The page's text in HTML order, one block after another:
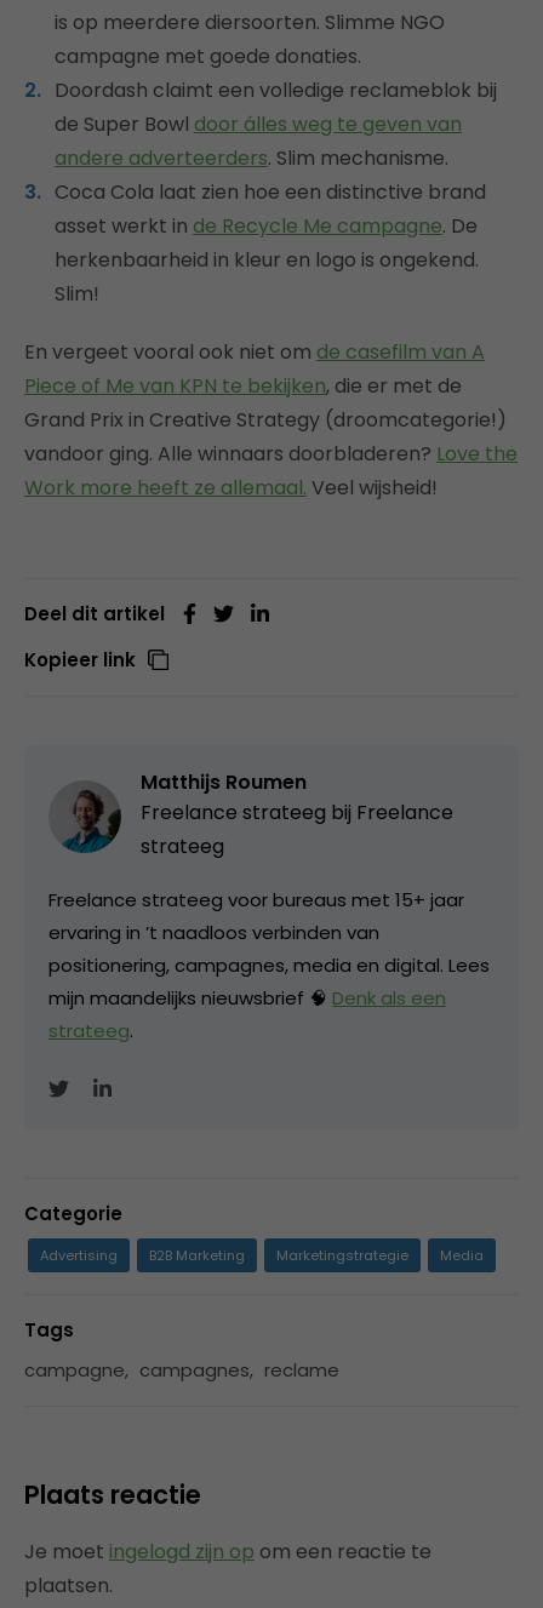
is op meerdere diersoorten. Slimme NGO
campagne met goede donaties.
Doordash claimt een volledige reclameblok bij
de Super Bowl door álles weg te geven van
andere adverteerders. Slim mechanisme.
Coca Cola laat zien hoe een distinctive brand
asset werkt in de Recycle Me campagne. De
herkenbaarheid in kleur en logo is ongekend.
Slim!
En vergeet vooral ook niet om de casefilm van A
Piece of Me van KPN te bekijken, die er met de
Grand Prix in Creative Strategy (droomcategorie!)
vandoor ging. Alle winnaars doorbladeren? Love the
Work more heeft ze allemaal. Veel wijsheid!
Deel dit artikel
Kopieer link
Matthijs Roumen
Freelance strateeg bij Freelance
strateeg
Freelance strateeg voor bureaus met 15+ jaar
ervaring in ’t naadloos verbinden van
positionering, campagnes, media en digital. Lees
mijn maandelijks nieuwsbrief 🧠 Denk als een
strateeg.
Categorie
Advertising B2B Marketing Marketingstrategie Media
Tags
campagne, campagnes, reclame
Plaats reactie
Je moet ingelogd zijn op om een reactie te
plaatsen.